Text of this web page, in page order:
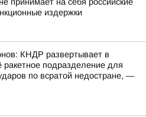
издержки
КНДР развертывает в
ракетное подразделение для
по всратой недостране, —